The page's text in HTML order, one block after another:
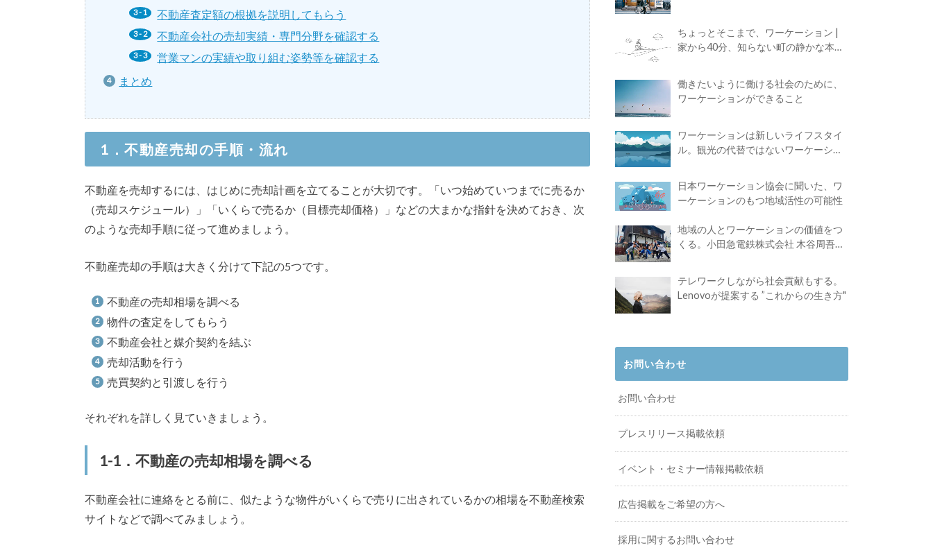
不動産査定額の根拠を説明してもらう
不動産会社の売却実績・専門分野を確認する
営業マンの実績や取り組む姿勢等を確認する
まとめ
1．不動産売却の手順・流れ
不動産を売却するには、はじめに売却計画を立てることが大切です。「いつ始めていつまでに売るか
（売却スケジュール）」「いくらで売るか（目標売却価格）」などの大まかな指針を決めておき、次
のような売却手順に従って進めましょう。
不動産売却の手順は大きく分けて下記の5つです。
不動産の売却相場を調べる
物件の査定をしてもらう
不動産会社と媒介契約を結ぶ
売却活動を行う
売買契約と引渡しを行う
それぞれを詳しく見ていきましょう。
1-1．不動産の売却相場を調べる
不動産会社に連絡をとる前に、似たような物件がいくらで売りに出されているかの相場を不動産検索
サイトなどで調べてみましょう。
ちょっとそこまで、ワーケーション |
家から40分、知らない町の静かな本屋
働きたいように働ける社会のために、
ワーケーションができること
ワーケーションは新しいライフスタイ
ル。観光の代替ではないワーケーショ
日本ワーケーション協会に聞いた、ワ
ーケーションのもつ地域活性の可能性
地域の人とワーケーションの価値をつ
くる。小田急電鉄株式会社 木谷周吾さ
テレワークしながら社会貢献もする。
Lenovoが提案する ”これからの生き方"
お問い合わせ
お問い合わせ
プレスリリース掲載依頼
イベント・セミナー情報掲載依頼
広告掲載をご希望の方へ
採用に関するお問い合わせ